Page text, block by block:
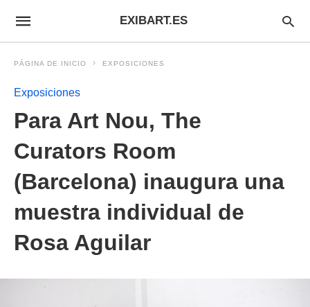
EXIBART.ES
PÁGINA DE INICIO EXPOSICIONES
Exposiciones
Para Art Nou, The
Curators Room
(Barcelona) inaugura una
muestra individual de
Rosa Aguilar